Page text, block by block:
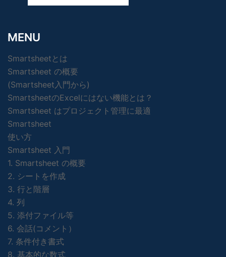
MENU
Smartsheetとは
Smartsheet の概要
(Smartsheet入門から)
SmartsheetのExcelにはない機能とは？
Smartsheet はプロジェクト管理に最適
Smartsheet
使い方
Smartsheet 入門
1. Smartsheet の概要
2. シートを作成
3. 行と階層
4. 列
5. 添付ファイル等
6. 会話(コメント）
7. 条件付き書式
8. 基本的な数式